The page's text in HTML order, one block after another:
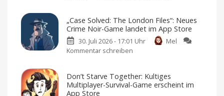
27
landet
auf
Fans
dürfen
„Case Solved: The London Files“: Neues
Crime Noir-Game landet im App Store
30. Juli 2026 - 17:01 Uhr
Mel
Kommentar schreiben
The
London
Don’t Starve Together: Kultiges
Multiplayer-Survival-Game erscheint im
App Store